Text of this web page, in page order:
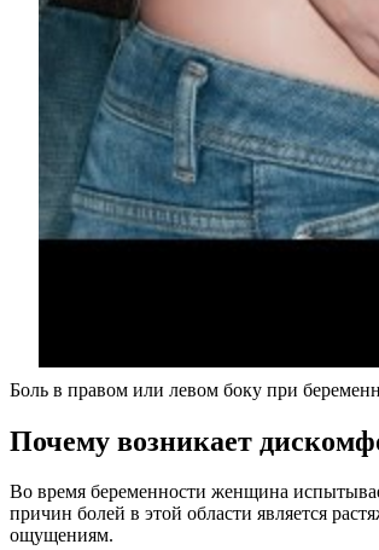
Боль в правом или левом боку при
Почему возникает
Во время беременности женщина
причин болей в этой области является
ощущениям.